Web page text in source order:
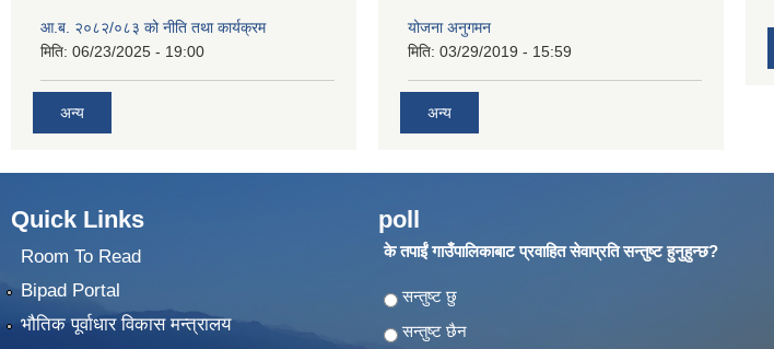
आ.ब. २०८२/०८३ को नीति तथा कार्यक्रम
मिति: 06/23/2025 - 19:00
अन्य
योजना अनुगमन
मिति: 03/29/2019 - 15:59
अन्य
Quick Links
Room To Read
Bipad Portal
भौतिक पूर्वाधार विकास मन्त्रालय
poll
के तपाईं गाउँपालिकाबाट प्रवाहित सेवाप्रति सन्तुष्ट हुनुहुन्छ?
Choices
सन्तुष्ट छु
सन्तुष्ट छैन